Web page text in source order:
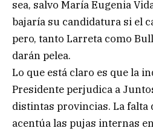
sea, salvo María Eugenia
bajaría su candidatura si el
pero, tanto Larreta como
darán pelea.
Lo que está claro es que la
Presidente perjudica a
distintas provincias. La falta
acentúa las pujas internas